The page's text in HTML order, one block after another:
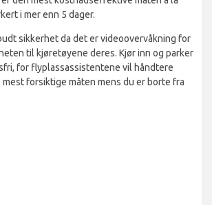
i mer enn 5 dager.
sikkerhet da det er videoovervåkning for
til kjøretøyene deres. Kjør inn og parker
for flyplassassistentene vil håndtere
mest forsiktige måten mens du er borte fra